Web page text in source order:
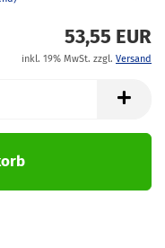
53,55 EUR
inkl. 19% MwSt. zzgl. Versand